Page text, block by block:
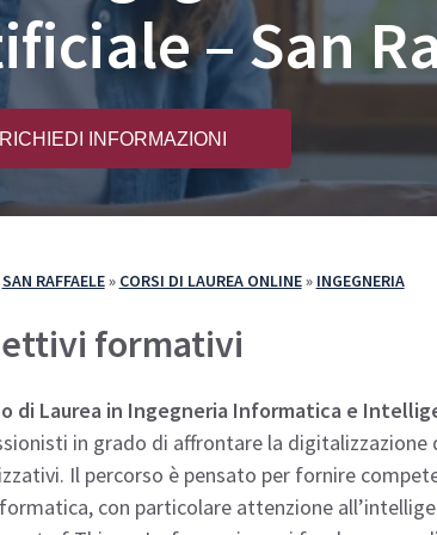
Iscriversi
e Lode
60 CFU per l’Insegnamento
per il Sostegno
PA 110 e Lode
30 e 60 CFU per
– San
RICHIEDI INFORMAZIONI
SAN RAFFAELE» CORSI DI LAUREA ONLINE» INGEGNERIA
formativi
di Laurea in Ingegneria Informatica e
in grado di affrontare la
Il percorso è pensato per fornire
con particolare attenzione